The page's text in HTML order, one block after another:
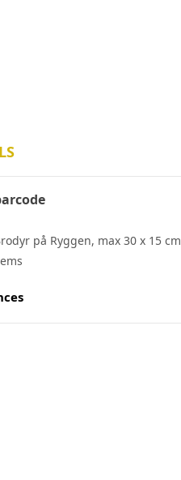
på Ryggen, max 30 x 15 cm